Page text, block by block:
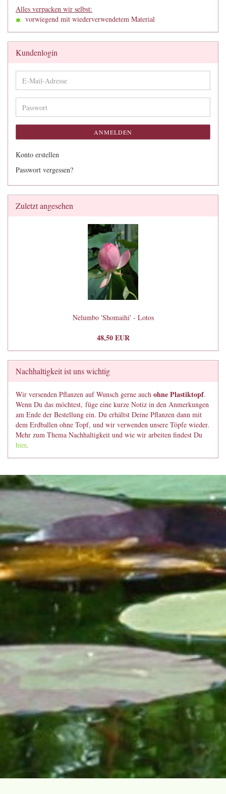
Alles verpacken wir selbst:
vorwiegend mit wiederverwendetem Material
Kundenlogin
E-
Mail-
Adresse
Passwort
ANMELDEN
Konto erstellen
Passwort vergessen?
Zuletzt angesehen
Nelumbo 'Shomaihi' - Lotos
48,50 EUR
Nachhaltigkeit ist uns wichtig
Wir versenden Pflanzen auf Wunsch gerne auch ohne Plastiktopf.
Wenn Du das möchtest, füge eine kurze Notiz in den Anmerkungen
am Ende der Bestellung ein. Du erhältst Deine Pflanzen dann mit
dem Erdballen ohne Topf, und wir verwenden unsere Töpfe wieder.
Mehr zum Thema Nachhaltigkeit und wie wir arbeiten findest Du
hier.